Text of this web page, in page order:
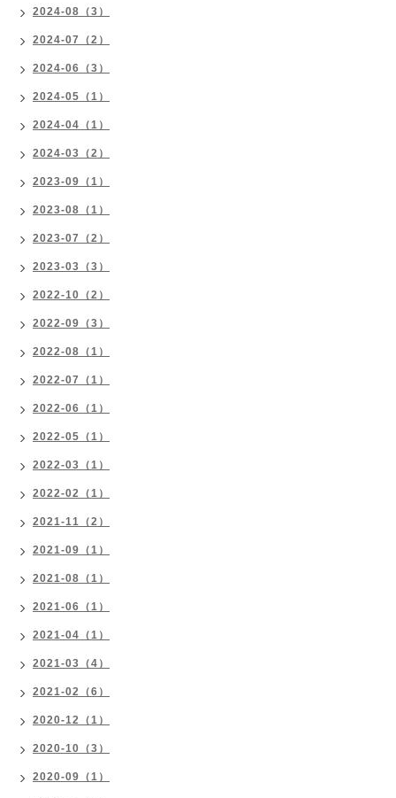
2024-08（3）
2024-07（2）
2024-06（3）
2024-05（1）
2024-04（1）
2024-03（2）
2023-09（1）
2023-08（1）
2023-07（2）
2023-03（3）
2022-10（2）
2022-09（3）
2022-08（1）
2022-07（1）
2022-06（1）
2022-05（1）
2022-03（1）
2022-02（1）
2021-11（2）
2021-09（1）
2021-08（1）
2021-06（1）
2021-04（1）
2021-03（4）
2021-02（6）
2020-12（1）
2020-10（3）
2020-09（1）